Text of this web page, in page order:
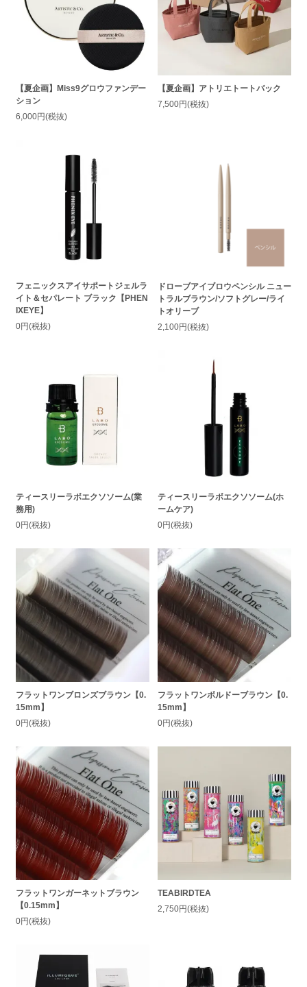
【夏企画】Miss9グロウファンデー
ション
6,000円(税抜)
【夏企画】アトリエトートバック
7,500円(税抜)
フェニックスアイサポートジェルラ
イト＆セパレート ブラック【PHEN
IXEYE】
0円(税抜)
ドローブアイブロウペンシル ニュー
トラルブラウン/ソフトグレー/ライ
トオリーブ
2,100円(税抜)
ティースリーラボエクソソーム(業
務用)
0円(税抜)
ティースリーラボエクソソーム(ホ
ームケア)
0円(税抜)
フラットワンブロンズブラウン【0.
15mm】
0円(税抜)
フラットワンボルドーブラウン【0.
15mm】
0円(税抜)
フラットワンガーネットブラウン
【0.15mm】
0円(税抜)
TEABIRDTEA
2,750円(税抜)